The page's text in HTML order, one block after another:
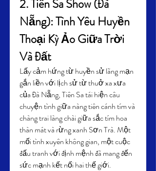
2. Tiên Sa Show (Đà
Nẵng): Tình Yêu Huyền
Thoại Kỳ Ảo Giữa Trời
Và Đất
Lấy cảm hứng từ huyền sử lãng mạn
gắn liền với lịch sử từ thuở xa xưa
của Đà Nẵng, Tiên Sa tái hiện câu
chuyện tình giữa nàng tiên cánh tím và
chàng trai làng chài giữa sắc tím hoa
thàn mát và rừng xanh Sơn Trà. Một
mối tình xuyên không gian, một cuộc
đấu tranh với định mệnh đã mang đến
sức mạnh kết nối hai thế giới.